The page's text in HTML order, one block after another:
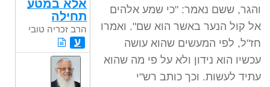
והגר, ששם נאמר: "כי שמע אלהים
אל קול הנער באשר הוא שם". ואמרו
חז"ל, לפי המעשים שהוא עושה
עכשיו הוא נידון ולא על פי מה שהוא
עתיד לעשות. וכך כותב רש"י
אלא במטע
תחילה
הרב זכריה טובי
ע